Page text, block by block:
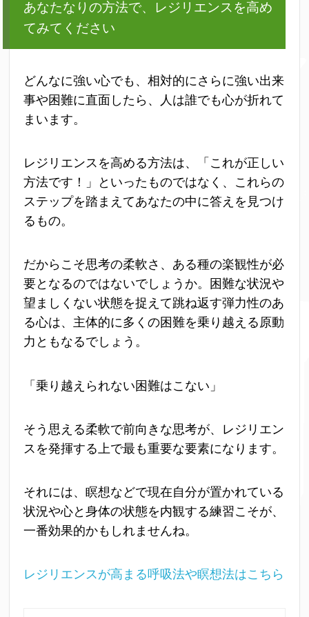
あなたなりの方法で、レジリエンスを高め
てみてください
どんなに強い心でも、相対的にさらに強い出来
事や困難に直面したら、人は誰でも心が折れて
まいます。
レジリエンスを高める方法は、「これが正しい
方法です！」といったものではなく、これらの
ステップを踏まえてあなたの中に答えを見つけ
るもの。
だからこそ思考の柔軟さ、ある種の楽観性が必
要となるのではないでしょうか。困難な状況や
望ましくない状態を捉えて跳ね返す弾力性のあ
る心は、主体的に多くの困難を乗り越える原動
力ともなるでしょう。
「乗り越えられない困難はこない」
そう思える柔軟で前向きな思考が、レジリエン
スを発揮する上で最も重要な要素になります。
それには、瞑想などで現在自分が置かれている
状況や心と身体の状態を内観する練習こそが、
一番効果的かもしれませんね。
レジリエンスが高まる呼吸法や瞑想法はこちら